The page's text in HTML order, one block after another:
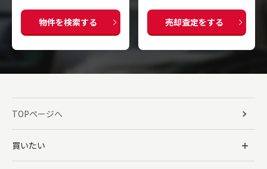
物件を検索する 売却査定をする
TOPページへ
買いたい